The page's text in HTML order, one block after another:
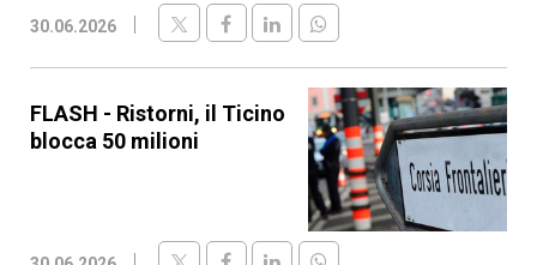
30.06.2026
FLASH - Ristorni, il Ticino
blocca 50 milioni